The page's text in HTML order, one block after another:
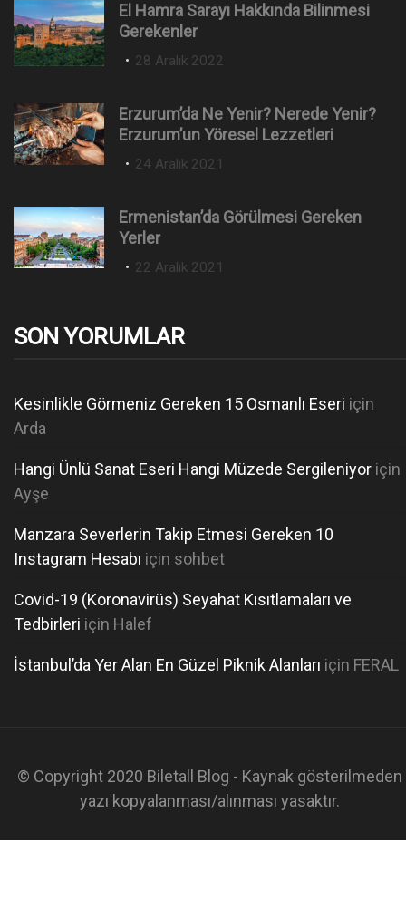
El Hamra Sarayı Hakkında Bilinmesi
Gerekenler
P
t
e
d
n
28 Aralık 2022
Erzurum’da Ne Yenir? Nerede Yenir?
Erzurum’un Yöresel Lezzetleri
P
t
e
d
24 Aralık 2021
Ermenistan’da Görülmesi Gereken
Yerler
P
t
n
22 Aralık 2021
SON YORUMLAR
Kesinlikle Görmeniz Gereken 15 Osmanlı Eseri için
Arda
Hangi Ünlü Sanat Eseri Hangi Müzede Sergileniyor için
Ayşe
Manzara Severlerin Takip Etmesi Gereken 10
Instagram Hesabı için sohbet
Covid-19 (Koronavirüs) Seyahat Kısıtlamaları ve
Tedbirleri için Halef
İstanbul’da Yer Alan En Güzel Piknik Alanları için FERAL
© Copyright 2020 Biletall Blog - Kaynak gösterilmeden
yazı kopyalanması/alınması yasaktır.